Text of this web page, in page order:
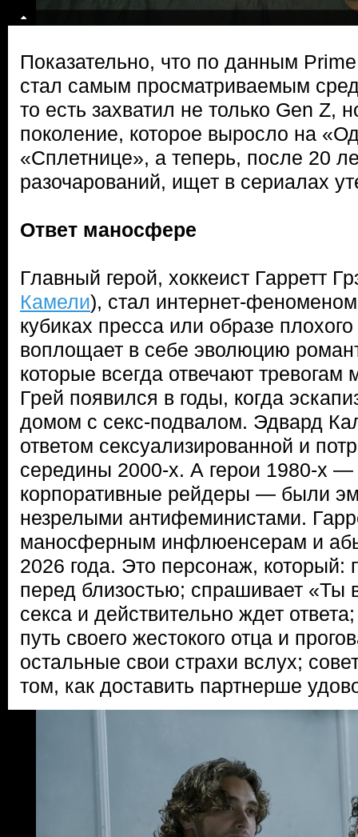
Показательно, что по данным
стал самым просматриваемым
то есть захватил не только Gen
поколение, которое выросло на
«Сплетнице», а теперь, после 20
разочарований, ищет в сериалах
Ответ маносфере
Главный герой, хоккеист Гарретт
Камели), стал интернет-
кубиках пресса или образе
воплощает в себе эволюцию
которые всегда отвечают тревогам
Грей появился в годы, когда
домом с секс-подвалом. Эдвард
ответом сексуализированной и
середины 2000-х. А герои 1980-х
корпоративные рейдеры — были
незрелыми антифеминистами.
маносферным инфлюенсерам и
2026 года. Это персонаж, который:
перед близостью; спрашивает «Ты
секса и действительно ждет
путь своего жестокого отца и
остальные свои страхи вслух;
том, как доставить партнерше